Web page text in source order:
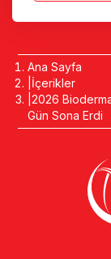
Ana Sayfa
İçerikler
2026
Gün Sona Erdi